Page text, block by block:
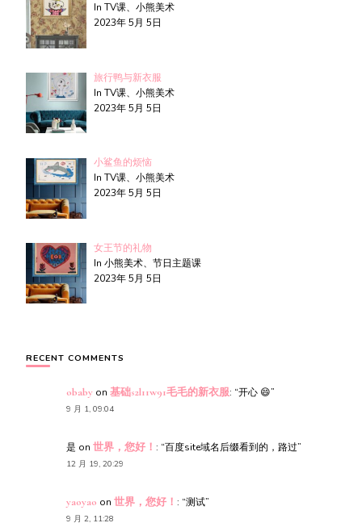
In TV课、小熊美术
2023年 5月 5日
旅行鸭与新衣服
In TV课、小熊美术
2023年 5月 5日
小鲨鱼的烦恼
In TV课、小熊美术
2023年 5月 5日
女王节的礼物
In 小熊美术、节日主题课
2023年 5月 5日
RECENT COMMENTS
obaby on 基础s2l11w91毛毛的新衣服: “开心 😄”
9 月 1, 09:04
是 on 世界，您好！ : “百度site域名后缀看到的，路过”
12 月 19, 20:29
yaoyao on 世界，您好！ : “测试”
9 月 2, 11:28